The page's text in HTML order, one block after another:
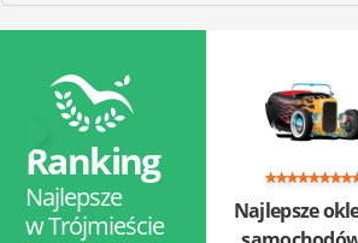
Ranking
Najlepsze
w Trójmieście
Najlepsze